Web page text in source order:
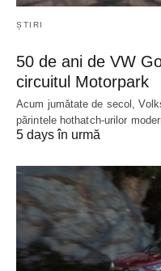
ȘTIRI
50 de ani de VW
circuitul Motorpark
Acum jumătate de secol,
părintele hothatch-urilor
5 days în urmă